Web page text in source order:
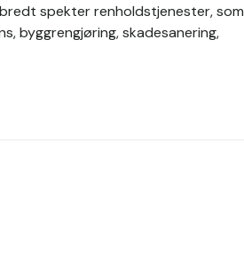
spekter renholdstjenester, som
byggrengjøring, skadesanering,